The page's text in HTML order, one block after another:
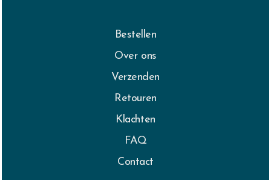
Bestellen
Over ons
Verzenden
Retouren
Klachten
FAQ
Contact